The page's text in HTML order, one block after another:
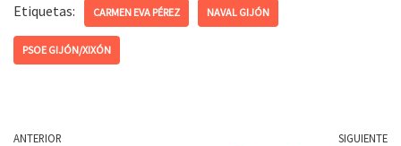
Etiquetas: CARMEN EVA PÉREZ NAVAL GIJÓN
PSOE GIJÓN/XIXÓN
ANTERIOR SIGUIENTE